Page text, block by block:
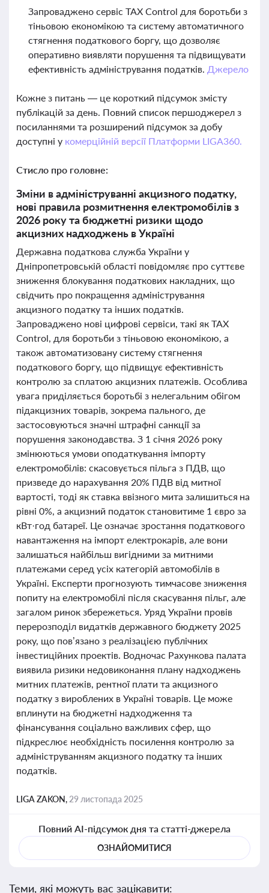
Запроваджено сервіс TAX Control для боротьби з
тіньовою економікою та систему автоматичного
стягнення податкового боргу, що дозволяє
оперативно виявляти порушення та підвищувати
ефективність адміністрування податків. Джерело
Кожне з питань — це короткий підсумок змісту
публікацій за день. Повний список першоджерел з
посиланнями та розширений підсумок за добу
доступні у комерційній версії Платформи LIGA360.
Стисло про головне:
Зміни в адмініструванні акцизного податку,
нові правила розмитнення електромобілів з
2026 року та бюджетні ризики щодо
акцизних надходжень в Україні
Державна податкова служба України у
Дніпропетровській області повідомляє про суттєве
зниження блокування податкових накладних, що
свідчить про покращення адміністрування
акцизного податку та інших податків.
Запроваджено нові цифрові сервіси, такі як TAX
Control, для боротьби з тіньовою економікою, а
також автоматизовану систему стягнення
податкового боргу, що підвищує ефективність
контролю за сплатою акцизних платежів. Особлива
увага приділяється боротьбі з нелегальним обігом
підакцизних товарів, зокрема пального, де
застосовуються значні штрафні санкції за
порушення законодавства. З 1 січня 2026 року
змінюються умови оподаткування імпорту
електромобілів: скасовується пільга з ПДВ, що
призведе до нарахування 20% ПДВ від митної
вартості, тоді як ставка ввізного мита залишиться на
рівні 0%, а акцизний податок становитиме 1 євро за
кВт·год батареї. Це означає зростання податкового
навантаження на імпорт електрокарів, але вони
залишаться найбільш вигідними за митними
платежами серед усіх категорій автомобілів в
Україні. Експерти прогнозують тимчасове зниження
попиту на електромобілі після скасування пільг, але
загалом ринок збережеться. Уряд України провів
перерозподіл видатків державного бюджету 2025
року, що пов’язано з реалізацією публічних
інвестиційних проектів. Водночас Рахункова палата
виявила ризики недовиконання плану надходжень
митних платежів, рентної плати та акцизного
податку з вироблених в Україні товарів. Це може
вплинути на бюджетні надходження та
фінансування соціально важливих сфер, що
підкреслює необхідність посилення контролю за
адмініструванням акцизного податку та інших
податків.
LIGA ZAKON, 29 листопада 2025
Повний AI-підсумок дня та статті-джерела
ОЗНАЙОМИТИСЯ
Теми, які можуть вас зацікавити: